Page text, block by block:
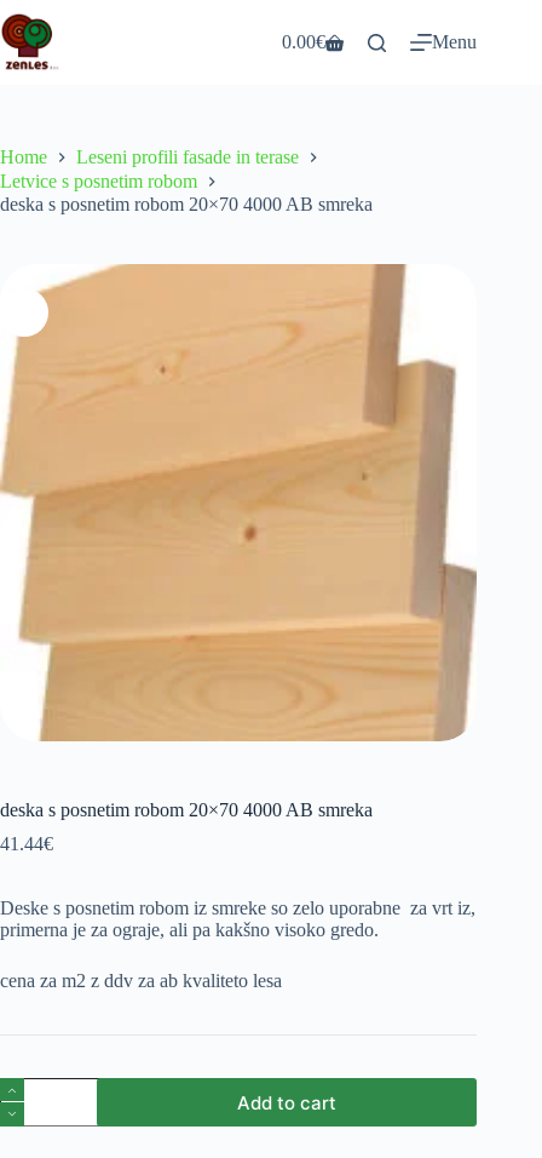
Skip
to
content
Shopping
0.00€ Menu
Home
Leseni profili fasade in terase
Letvice s posnetim robom
deska s posnetim robom 20×70 4000 AB smreka
deska s posnetim robom 20×70 4000 AB smreka
41.44€
Deske s posnetim robom iz smreke so zelo uporabne za vrt iz,
primerna je za ograje, ali pa kakšno visoko gredo.
cena za m2 z ddv za ab kvaliteto lesa
deska
s
posnetim
Add to cart